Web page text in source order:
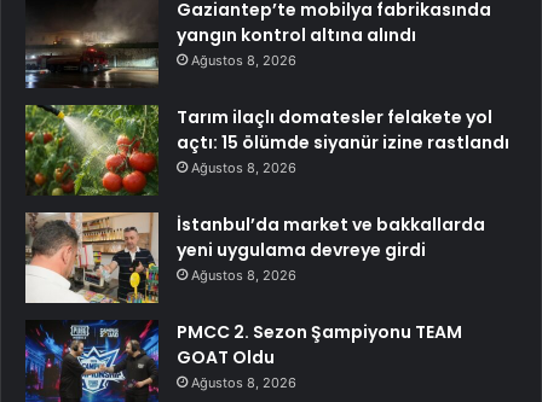
Gaziantep’te mobilya fabrikasında
yangın kontrol altına alındı
Ağustos 8, 2026
Tarım ilaçlı domatesler felakete yol
açtı: 15 ölümde siyanür izine rastlandı
Ağustos 8, 2026
İstanbul’da market ve bakkallarda
yeni uygulama devreye girdi
Ağustos 8, 2026
PMCC 2. Sezon Şampiyonu TEAM
GOAT Oldu
Ağustos 8, 2026